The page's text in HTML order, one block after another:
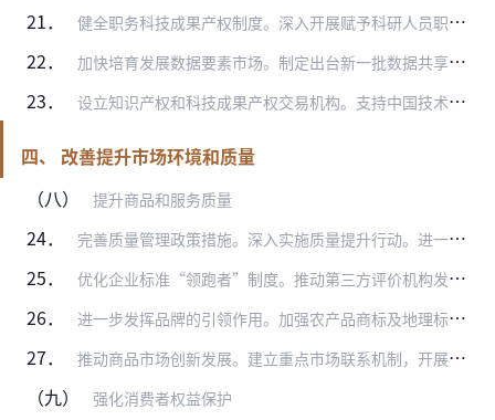
21． 健全职务科技成果产权制度。深入开展赋予科研人员职务科技成果所有权或长期使用权试点，探索职务科技成果产权激励新模式。适时总结试点经验，完善职务科技成果转化激励政策…
22． 加快培育发展数据要素市场。制定出台新一批数据共享责任清单，加强地区间、部门间数据共享交换。研究制定加快培育数据要素市场的意见，建立数据资源产权、交易流通、跨境传…
23． 设立知识产权和科技成果产权交易机构。支持中国技术交易所、上海技术交易所、深圳证券交易所等机构建设国家知识产权和科技成果产权交易机构，在全国范围内开展知识产权转让…
四、 改善提升市场环境和质量
（八）
提升商品和服务质量
24． 完善质量管理政策措施。深入实施质量提升行动。进一步完善质量激励政策，建立政府质量奖获奖企业和个人先进质量管理经验宣传推广长效机制。完善企业产品和服务标准自我声明…
25． 优化企业标准“领跑者”制度。推动第三方评价机构发布一批企业标准排行榜，引导更多企业声明公开更高质量的标准。修订企业标准化管理办法，整合精简强制性标准。
26． 进一步发挥品牌的引领作用。加强农产品商标及地理标志商标的注册和保护。组织好中国品牌日活动，健全集体商标、证明商标注册管理制度，打造一批特色鲜明、竞争力强、市场信…
27． 推动商品市场创新发展。建立重点市场联系机制，开展商品市场优化升级专项行动，培育一批商品经营特色突出、产业链供应链服务功能强大、线上线下融合发展的商品市场示范基地…
（九） 强化消费者权益保护